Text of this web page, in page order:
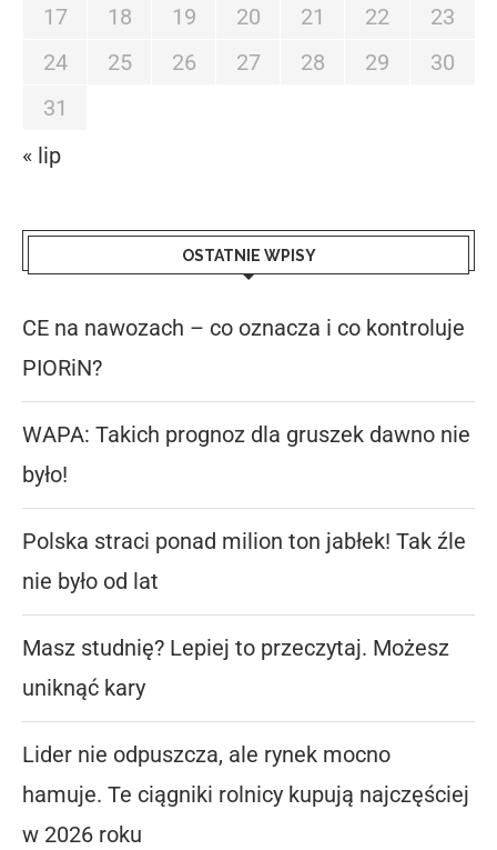
17
18 19 20 21 22
23
24
25 26 27 28 29
30
31
« lip
OSTATNIE WPISY
CE na nawozach – co oznacza i co kontroluje
PIORiN?
WAPA: Takich prognoz dla gruszek dawno nie
było!
Polska straci ponad milion ton jabłek! Tak źle
nie było od lat
Masz studnię? Lepiej to przeczytaj. Możesz
uniknąć kary
Lider nie odpuszcza, ale rynek mocno
hamuje. Te ciągniki rolnicy kupują najczęściej
w 2026 roku